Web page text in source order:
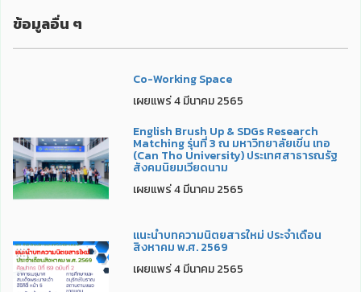
ข้อมูลอื่น ๆ
Co-Working Space
เผยแพร่ 4 มีนาคม 2565
English Brush Up & SDGs Research
Matching รุ่นที่ 3 ณ มหาวิทยาลัยเขิ่น เทอ
(Can Tho University) ประเทศสาธารณรัฐ
สังคมนิยมเวียดนาม
เผยแพร่ 4 มีนาคม 2565
แนะนำบทความนิตยสารใหม่ ประจำเดือน
สิงหาคม พ.ศ. 2569
เผยแพร่ 4 มีนาคม 2565